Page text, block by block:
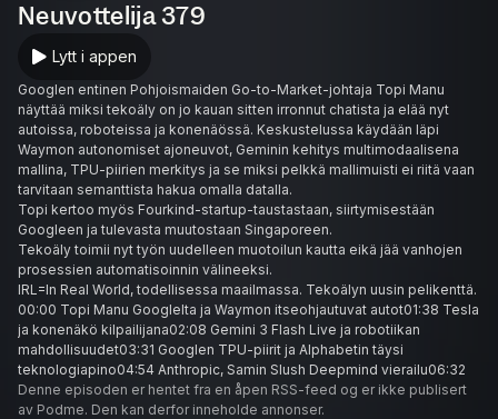
Neuvottelija 379
Lytt i appen
Googlen entinen Pohjoismaiden Go-to-Market-johtaja Topi Manu
näyttää miksi tekoäly on jo kauan sitten irronnut chatista ja elää nyt
autoissa, roboteissa ja konenäössä. Keskustelussa käydään läpi
Waymon autonomiset ajoneuvot, Geminin kehitys multimodaalisena
mallina, TPU-piirien merkitys ja se miksi pelkkä mallimuisti ei riitä vaan
tarvitaan semanttista hakua omalla datalla.
Topi kertoo myös Fourkind-startup-taustastaan, siirtymisestään
Googleen ja tulevasta muutostaan Singaporeen.
Tekoäly toimii nyt työn uudelleen muotoilun kautta eikä jää vanhojen
prosessien automatisoinnin välineeksi.
IRL=In Real World, todellisessa maailmassa. Tekoälyn uusin pelikenttä.
00:00 Topi Manu Googlelta ja Waymon itseohjautuvat autot01:38 Tesla
ja konenäkö kilpailijana02:08 Gemini 3 Flash Live ja robotiikan
mahdollisuudet03:31 Googlen TPU-piirit ja Alphabetin täysi
teknologiapino04:54 Anthropic, Samin Slush Deepmind vierailu06:32
Forkind-startupin perustaminen ja data science -buumi08:24 Forkindin
kasvu neljälle mantereelle ja exit09:50 Silo AI -vertailu ja suomalainen
Denne episoden er hentet fra en åpen RSS-feed og er ikke publisert
av Podme. Den kan derfor inneholde annonser.